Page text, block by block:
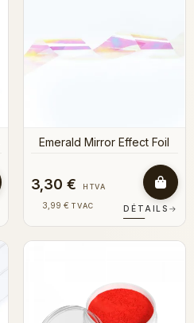
Emerald Mirror Effect Foil
3,30 € HTVA
3,99 € TVAC DÉTAILS →